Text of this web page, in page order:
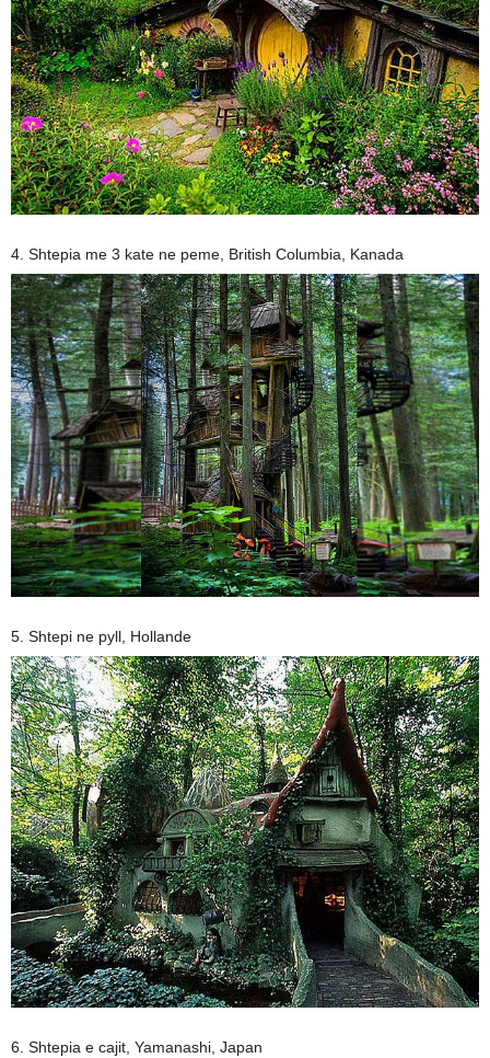
4. Shtepia me 3 kate ne peme, British Columbia, Kanada
5. Shtepi ne pyll, Hollande
6. Shtepia e cajit, Yamanashi, Japan